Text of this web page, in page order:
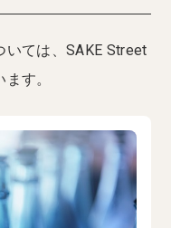
いては、SAKE Street
す。